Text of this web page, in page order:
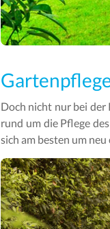
Doch nicht nur bei der
rund um die Pflege
sich am besten um